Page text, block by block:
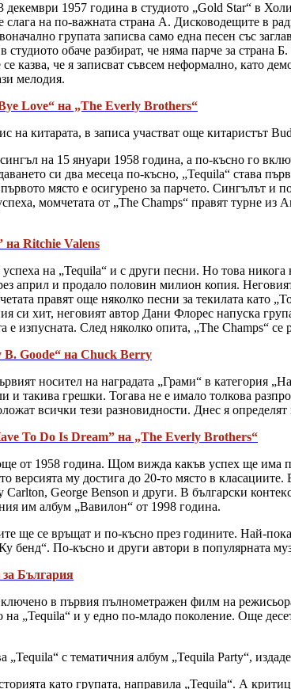
декември 1957 година в студиото „Gold Star“ в
слага на по-важната страна А. Дисководещите в
групата записва само една песен със
студиото обаче разбират, че няма парче за
казва, че я записват съвсем неформално, като
мелодия.
Love“ на „The Everly Brothers“
на китарата, в записа участват още
на 15 януари 1958 година, а по-късно го
си два месеца по-късно, „Tequila“ става
място е осигурено за парчето. Сингълът
момчетата от „The Champs“ правят турне
на Ritchie Valens
на „Tequila“ и с други песни. Но това
април и продало половин милион копия.
правят още няколко песни за текилата
си хит, неговият автор Дани Флорес напуска
изпусната. След няколко опита, „The Champs“ се
Goode“ на Chuck Berry
носител на наградата „Грами“ в категория
и такива грешки. Тогава не е имало толкова
всички тези разновидности. Днес я
To Do Is Dream” на „The Everly Brothers“
от 1958 година. Щом вижда какъв успех ще има
версията му достига до 20-то място в
George Benson и други. В български
им албум „Вавилон“ от 1998 година.
ще се връщат и по-късно през годините. Най-
бенд“. По-късно и други автори в популярната
България
в първия пълнометражен филм на
на „Tequila“ и у едно по-младо поколение. Още
„Tequila“ с тематичния албум „Tequila Party“,
като групата, направила „Tequila“. А